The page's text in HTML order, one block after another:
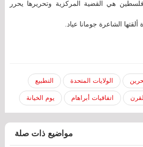
هي القضية المركزية وتحريرها يحرر
الشاعرة جومانا عياد.
الولايات المتحدة التطبيع
اتفاقيات أبراهام يوم الخيانة
مواضيع ذات صلة